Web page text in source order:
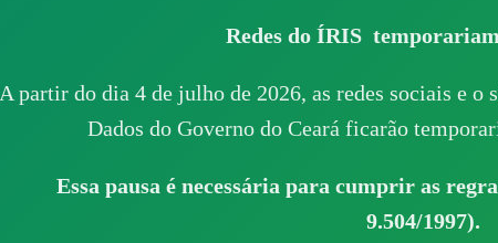
Redes do ÍRIS
A partir do dia 4 de julho de 2026, as redes sociais e
Dados do Governo do Ceará ficarão
Essa pausa é necessária para cumprir as
9.504/1997).